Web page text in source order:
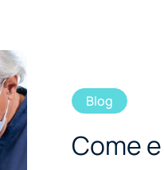
Blog
Come